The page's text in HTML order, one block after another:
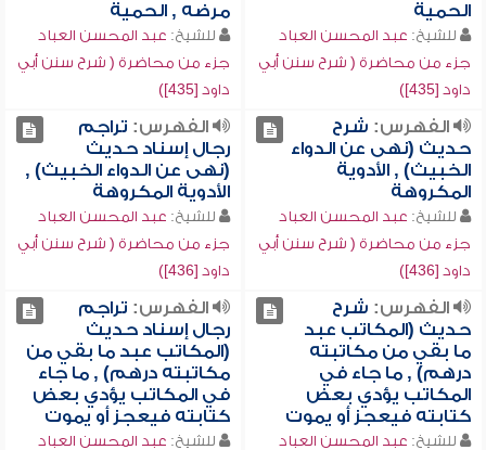
الحمية
للشيخ: عبد المحسن العباد
جزء من محاضرة ( شرح سنن أبي
داود [435])
مرضه , الحمية
للشيخ: عبد المحسن العباد
جزء من محاضرة ( شرح سنن أبي
داود [435])
الفهرس: شرح
حديث (نهى عن الدواء
الخبيث) , الأدوية
المكروهة
للشيخ: عبد المحسن العباد
جزء من محاضرة ( شرح سنن أبي
داود [436])
الفهرس: تراجم
رجال إسناد حديث
(نهى عن الدواء الخبيث) ,
الأدوية المكروهة
للشيخ: عبد المحسن العباد
جزء من محاضرة ( شرح سنن أبي
داود [436])
الفهرس: شرح
حديث (المكاتب عبد
ما بقي من مكاتبته
درهم) , ما جاء في
المكاتب يؤدي بعض
كتابته فيعجز أو يموت
للشيخ: عبد المحسن العباد
الفهرس: تراجم
رجال إسناد حديث
(المكاتب عبد ما بقي من
مكاتبته درهم) , ما جاء
في المكاتب يؤدي بعض
كتابته فيعجز أو يموت
للشيخ: عبد المحسن العباد